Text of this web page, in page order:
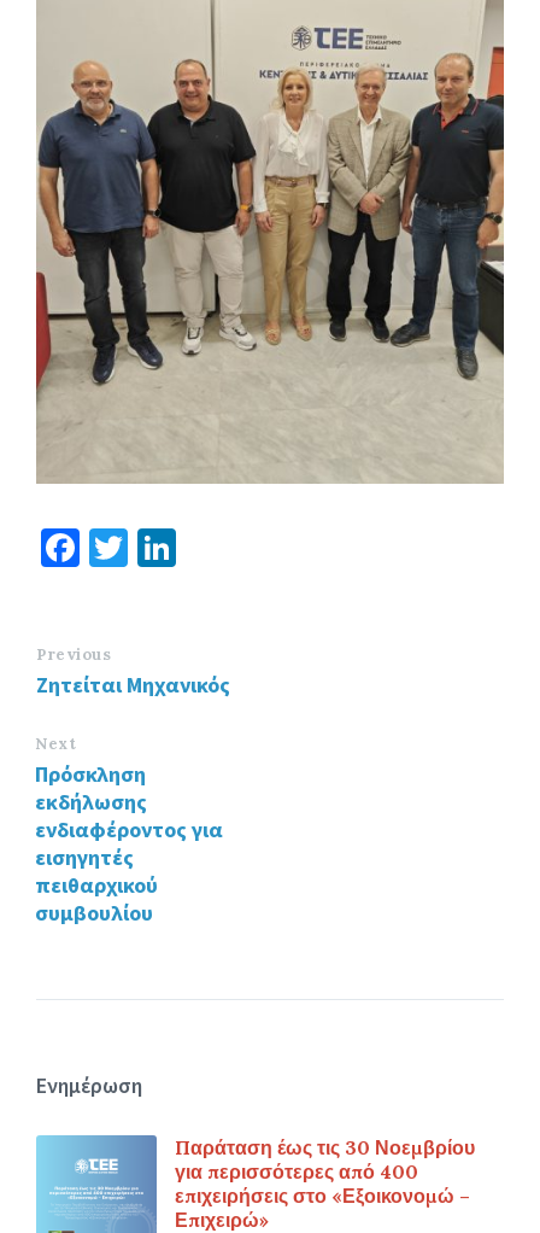
Fa
o
o
T
n
Previous
Ζητείται Μηχανικός
Next
Πρόσκληση
εκδήλωσης
ενδιαφέροντος για
εισηγητές
πειθαρχικού
συμβουλίου
Ενημέρωση
Παράταση έως τις 30 Νοεμβρίου
για περισσότερες από 400
επιχειρήσεις στο «Εξοικονομώ –
Επιχειρώ»